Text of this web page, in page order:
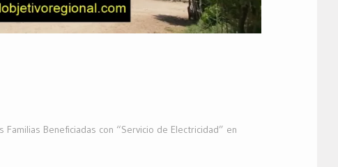
Familias Beneficiadas con “Servicio de Electricidad” en